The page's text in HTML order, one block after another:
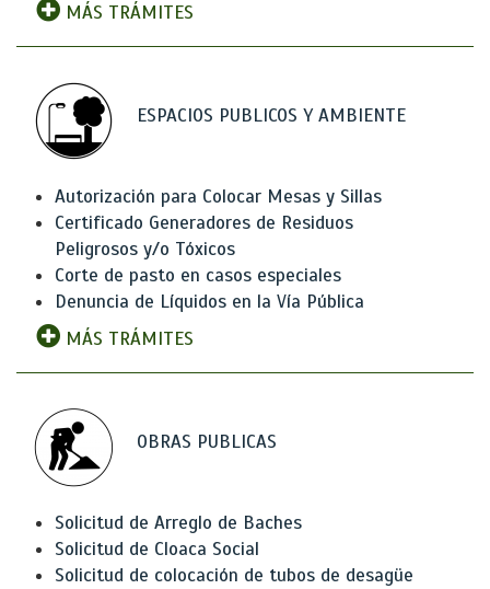
MÁS TRÁMITES
ESPACIOS PUBLICOS Y AMBIENTE
Autorización para Colocar Mesas y Sillas
Certificado Generadores de Residuos
Peligrosos y/o Tóxicos
Corte de pasto en casos especiales
Denuncia de Líquidos en la Vía Pública
MÁS TRÁMITES
OBRAS PUBLICAS
Solicitud de Arreglo de Baches
Solicitud de Cloaca Social
Solicitud de colocación de tubos de desagüe